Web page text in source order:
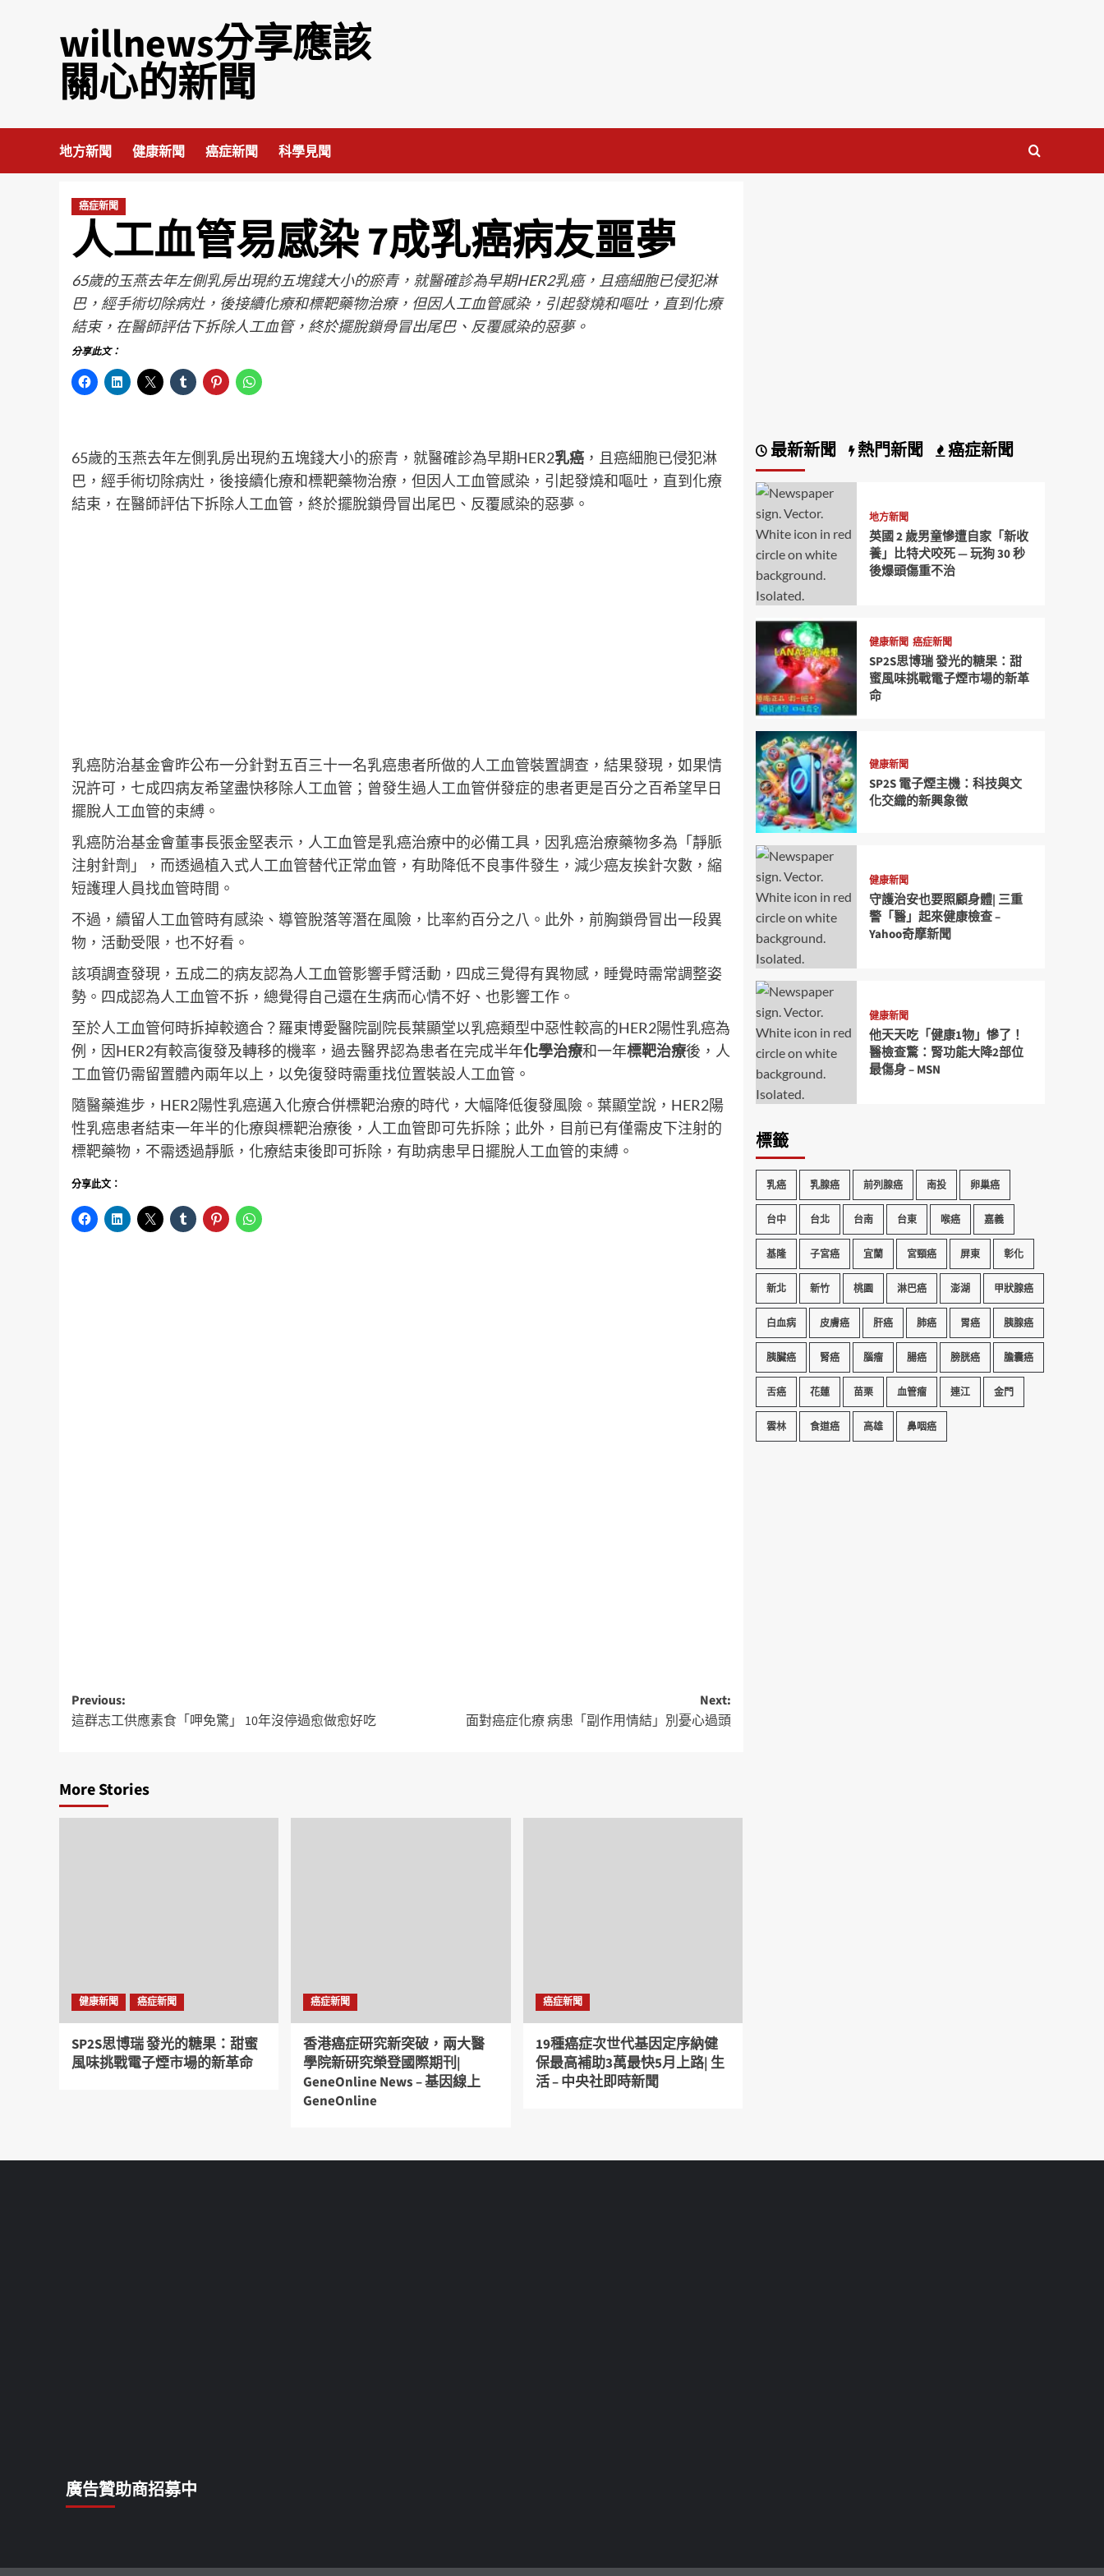
willnews分享應該
關心的新聞
地方新聞 健康新聞 癌症新聞 科學見聞
癌症新聞
人工血管易感染 7成乳癌病友噩夢
65歲的玉燕去年左側乳房出現約五塊錢大小的瘀青，就醫確診為早期HER2乳癌，且癌細胞已侵犯淋
巴，經手術切除病灶，後接續化療和標靶藥物治療，但因人工血管感染，引起發燒和嘔吐，直到化療
結束，在醫師評估下拆除人工血管，終於擺脫鎖骨冒出尾巴、反覆感染的惡夢。
分享此文：
65歲的玉燕去年左側乳房出現約五塊錢大小的瘀青，就醫確診為早期HER2乳癌 ，且癌細胞已侵犯淋
巴，經手術切除病灶，後接續化療和標靶藥物治療，但因人工血管感染，引起發燒和嘔吐，直到化療
結束，在醫師評估下拆除人工血管，終於擺脫鎖骨冒出尾巴、反覆感染的惡夢。
乳癌防治基金會昨公布一分針對五百三十一名乳癌患者所做的人工血管裝置調查，結果發現，如果情
況許可，七成四病友希望盡快移除人工血管；曾發生過人工血管併發症的患者更是百分之百希望早日
擺脫人工血管的束縛。
乳癌防治基金會董事長張金堅表示，人工血管是乳癌治療中的必備工具，因乳癌治療藥物多為「靜脈
注射針劑」，而透過植入式人工血管替代正常血管，有助降低不良事件發生，減少癌友挨針次數，縮
短護理人員找血管時間。
不過，續留人工血管時有感染、導管脫落等潛在風險，比率約百分之八。此外，前胸鎖骨冒出一段異
物，活動受限，也不好看。
該項調查發現，五成二的病友認為人工血管影響手臂活動，四成三覺得有異物感，睡覺時需常調整姿
勢。四成認為人工血管不拆，總覺得自己還在生病而心情不好、也影響工作。
至於人工血管何時拆掉較適合？羅東博愛醫院副院長葉顯堂以乳癌類型中惡性較高的HER2陽性乳癌為
例，因HER2有較高復發及轉移的機率，過去醫界認為患者在完成半年化學治療和一年標靶治療後，人
工血管仍需留置體內兩年以上，以免復發時需重找位置裝設人工血管。
隨醫藥進步，HER2陽性乳癌邁入化療合併標靶治療的時代，大幅降低復發風險。葉顯堂說，HER2陽
性乳癌患者結束一年半的化療與標靶治療後，人工血管即可先拆除；此外，目前已有僅需皮下注射的
標靶藥物，不需透過靜脈，化療結束後即可拆除，有助病患早日擺脫人工血管的束縛。
分享此文：
Previous:
這群志工供應素食「呷免驚」 10年沒停過愈做愈好吃
Next:
面對癌症化療 病患「副作用情結」別憂心過頭
More Stories
健康新聞 癌症新聞
SP2S思博瑞 發光的糖果：甜蜜
風味挑戰電子煙市場的新革命
癌症新聞
香港癌症研究新突破，兩大醫
學院新研究榮登國際期刊|
GeneOnline News – 基因線上
GeneOnline
癌症新聞
19種癌症次世代基因定序納健
保最高補助3萬最快5月上路| 生
活 – 中央社即時新聞
最新新聞 熱門新聞 癌症新聞
地方新聞
英國 2 歲男童慘遭自家「新收
養」比特犬咬死 — 玩狗 30 秒
後爆頭傷重不治
健康新聞 癌症新聞
SP2S思博瑞 發光的糖果：甜
蜜風味挑戰電子煙市場的新革
命
健康新聞
SP2S 電子煙主機：科技與文
化交織的新興象徵
健康新聞
守護治安也要照顧身體| 三重
警「醫」起來健康檢查 –
Yahoo奇摩新聞
健康新聞
他天天吃「健康1物」慘了！
醫檢查驚：腎功能大降2部位
最傷身 – MSN
標籤
乳癌 乳腺癌 前列腺癌 南投 卵巢癌
台中 台北 台南 台東 喉癌 嘉義
基隆 子宮癌 宜蘭 宮頸癌 屏東 彰化
新北 新竹 桃園 淋巴癌 澎湖 甲狀腺癌
白血病 皮膚癌 肝癌 肺癌 胃癌 胰腺癌
胰臟癌 腎癌 腦瘤 腸癌 膀胱癌 膽囊癌
舌癌 花蓮 苗栗 血管瘤 連江 金門
雲林 食道癌 高雄 鼻咽癌
廣告贊助商招募中